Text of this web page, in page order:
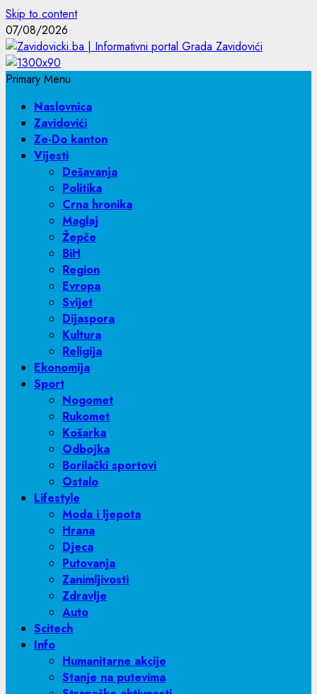
Skip to content
07/08/2026
Primary Menu
Naslovnica
Zavidovići
Ze-Do kanton
Vijesti
Dešavanja
Politika
Crna hronika
Maglaj
Žepče
BiH
Region
Evropa
Svijet
Dijaspora
Kultura
Religija
Ekonomija
Sport
Nogomet
Rukomet
Košarka
Odbojka
Borilački sportovi
Ostalo
Lifestyle
Moda i ljepota
Hrana
Djeca
Putovanja
Zanimljivosti
Zdravlje
Auto
Scitech
Info
Humanitarne akcije
Stanje na putevima